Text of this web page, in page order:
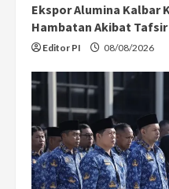
Ekspor Alumina Kalbar
Hambatan Akibat Tafsir
Editor PI 08/08/2026